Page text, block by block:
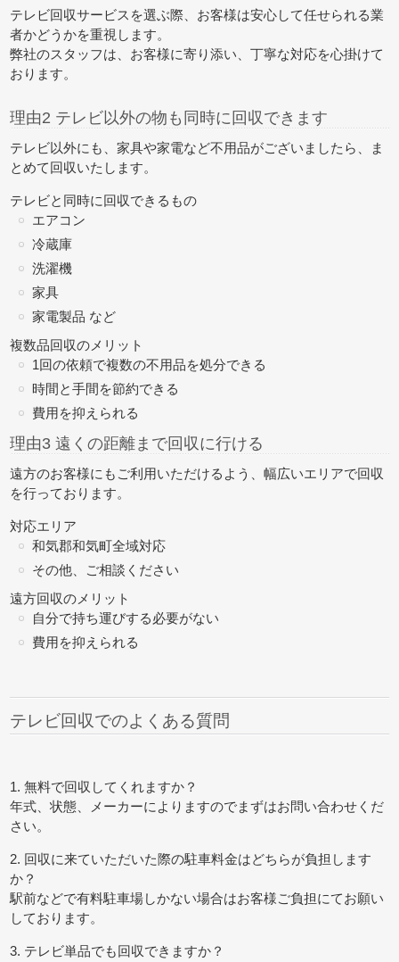
テレビ回収サービスを選ぶ際、お客様は安心して任せられる業
者かどうかを重視します。
弊社のスタッフは、お客様に寄り添い、丁寧な対応を心掛けて
おります。
理由2 テレビ以外の物も同時に回収できます
テレビ以外にも、家具や家電など不用品がございましたら、
ま
とめて回収いたします。
テレビと同時に回収できるもの
エアコン
冷蔵庫
洗濯機
家具
家電製品 など
複数品回収のメリット
1回の依頼で複数の不用品を処分できる
時間と手間を節約できる
費用を抑えられる
理由3 遠くの距離まで回収に行ける
遠方のお客様にもご利用いただけるよう、幅広いエリアで回収
を行っております。
対応エリア
和気郡和気町全域対応
その他、ご相談ください
遠方回収のメリット
自分で持ち運びする必要がない
費用を抑えられる
テレビ回収でのよくある質問
1. 無料で回収してくれますか？
年式、状態、メーカーによりますのでまずはお問い合わせくだ
さい。
2. 回収に来ていただいた際の駐車料金はどちらが負担します
か？
駅前などで有料駐車場しかない場合はお客様ご負担にてお願い
しております。
3. テレビ単品でも回収できますか？